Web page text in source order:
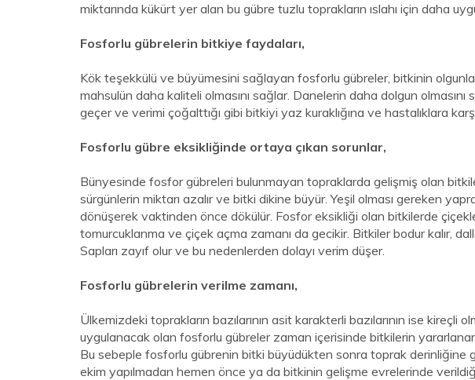
miktarında kükürt yer alan bu gübre tuzlu toprakların ıslahı için daha
Fosforlu gübrelerin bitkiye faydaları,
Kök teşekkülü ve büyümesini sağlayan fosforlu gübreler, bitkinin
mahsulün daha kaliteli olmasını sağlar. Danelerin daha dolgun
geçer ve verimi çoğalttığı gibi bitkiyi yaz kuraklığına ve hastalıklara
Fosforlu gübre eksikliğinde ortaya çıkan sorunlar,
Bünyesinde fosfor gübreleri bulunmayan topraklarda gelişmiş olan
sürgünlerin miktarı azalır ve bitki dikine büyür. Yeşil olması gereken
dönüşerek vaktinden önce dökülür. Fosfor eksikliği olan bitkilerde
tomurcuklanma ve çiçek açma zamanı da gecikir. Bitkiler bodur kalır,
Sapları zayıf olur ve bu nedenlerden dolayı verim düşer.
Fosforlu gübrelerin verilme zamanı,
Ülkemizdeki toprakların bazılarının asit karakterli bazılarının ise kireçli
uygulanacak olan fosforlu gübreler zaman içerisinde bitkilerin
Bu sebeple fosforlu gübrenin bitki büyüdükten sonra toprak derinliğine
ekim yapılmadan hemen önce ya da bitkinin gelişme evrelerinde